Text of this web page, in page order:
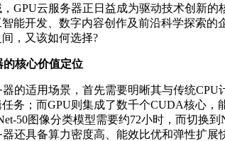
云服务器正日益成为驱动技术创新的
能开发、数字内容创作及前沿科学探索
，又该如何选择?
核心价值定位
适用场景，首先需要明晰其与传统CPU
务；而GPU则集成了数千个CUDA核心
50图像分类模型需要约72小时，而切换
还具备算力密度高、能效比优和弹性扩